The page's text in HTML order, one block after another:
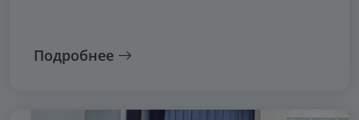
Подробнее